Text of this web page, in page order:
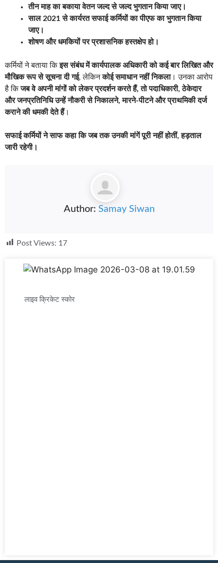
तीन माह का बकाया वेतन जल्द से जल्द भुगतान किया जाए।
साल 2021 से कार्यरत सफाई कर्मियों का पीएफ का भुगतान किया
जाए।
शोषण और धमकियों पर प्रशासनिक हस्तक्षेप हो।
कर्मियों ने बताया किइस संबंध में कार्यपालक अधिकारी को कई बार लिखित और
मौखिक रूप से सूचना दी गई, लेकिनकोई समाधान नहीं निकला। उनका आरोप
है किजब वे अपनी मांगों को लेकर प्रदर्शन करते हैं, तो पदाधिकारी, ठेकेदार
और जनप्रतिनिधि उन्हें नौकरी से निकालने, मारने-पीटने और प्राथमिकी दर्ज
कराने की धमकी देते हैं।
सफाई कर्मियों ने साफ कहा कि जब तक उनकी मांगें पूरी नहीं होतीं, हड़ताल
जारी रहेगी।
Author: Samay Siwan
Post Views: 17
लाइव क्रिकेट स्कोर